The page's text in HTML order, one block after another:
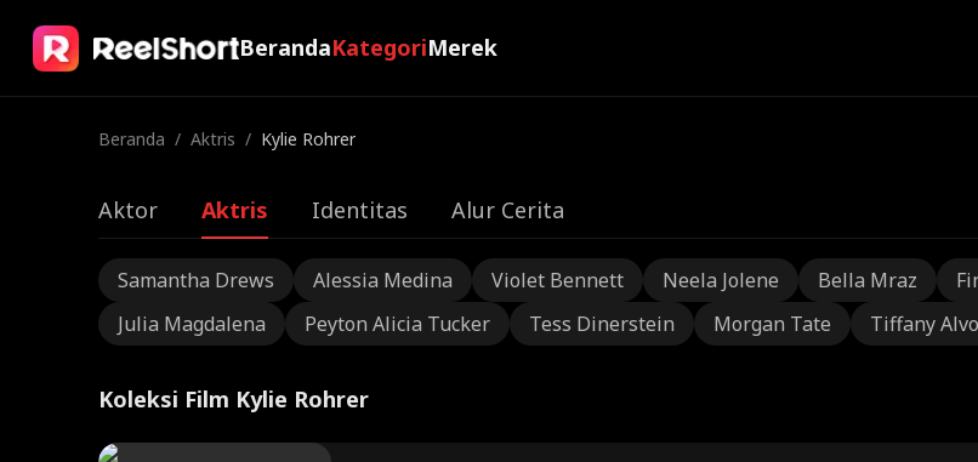
BerandaKategoriMerek
Beranda / Aktris / Kylie Rohrer
Aktor Aktris Identitas Alur Cerita
Samantha Drews Alessia Medina Violet Bennett Neela Jolene Bella Mraz
Julia Magdalena
Peyton Alicia Tucker Tess Dinerstein Morgan Tate Tiffany
Koleksi Film Kylie Rohrer